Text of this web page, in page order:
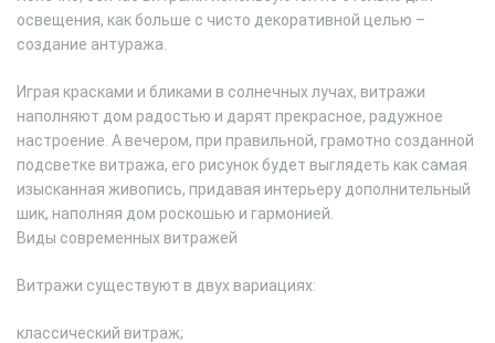
освещения, как больше с чисто декоративной целью –
создание антуража.
Играя красками и бликами в солнечных лучах, витражи
наполняют дом радостью и дарят прекрасное, радужное
настроение. А вечером, при правильной, грамотно созданной
подсветке витража, его рисунок будет выглядеть как самая
изысканная живопись, придавая интерьеру дополнительный
шик, наполняя дом роскошью и гармонией.
Виды современных витражей
Витражи существуют в двух вариациях:
классический витраж;